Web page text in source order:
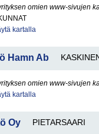
omien www-sivujen
kartalla
Hamn Ab
omien www-sivujen
kartalla
Oy PIETARSAARI